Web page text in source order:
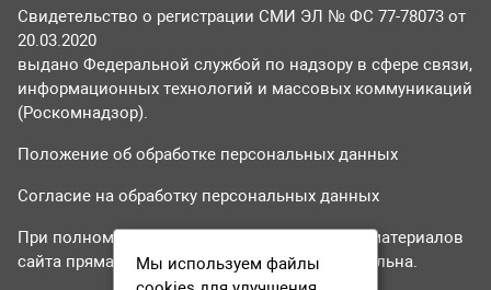
Свидетельство о регистрации СМИ ЭЛ № ФС 77-78073 от
20.03.2020
выдано Федеральной службой по надзору в сфере связи,
информационных технологий и массовых коммуникаций
(Роскомнадзор).
Положение об обработке персональных данных
Согласие на обработку персональных данных
При полном или частичном использовании материалов
сайта прямая гиперссылка на tvr24.tv обязательна.
Мы используем файлы